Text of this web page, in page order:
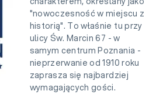
"nowoczesność w miejscu z
historią". To właśnie tu przy
ulicy Św. Marcin 67 - w
samym centrum Poznania -
nieprzerwanie od 1910 roku
zaprasza się najbardziej
wymagających gości.